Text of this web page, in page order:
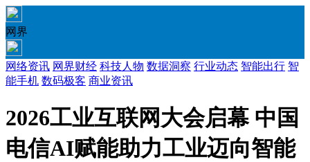
网界
网络资讯 网界财经 科技人物 数据洞察 行业动态 智能出行 智
能手机 数码极客 商业资讯
2026工业互联网大会启幕 中国
电信AI赋能助力工业迈向智能